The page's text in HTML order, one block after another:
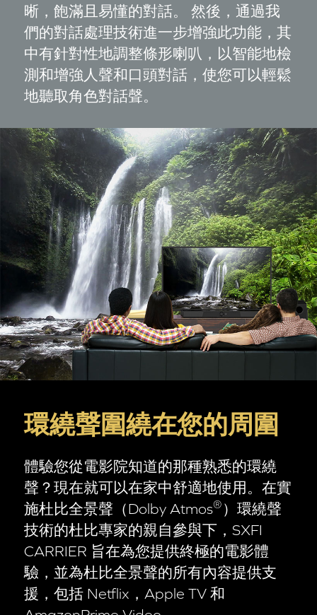
晰，飽滿且易懂的對話。 然後，通過我
們的對話處理技術進一步增強此功能，其
中有針對性地調整條形喇叭，以智能地檢
測和增強人聲和口頭對話，使您可以輕鬆
地聽取角色對話聲。
環繞聲圍繞在您的周圍
體驗您從電影院知道的那種熟悉的環繞
聲？現在就可以在家中舒適地使用。在實
施杜比全景聲（Dolby Atmos® ）環繞聲
技術的杜比專家的親自參與下，SXFI
CARRIER 旨在為您提供終極的電影體
驗，並為杜比全景聲的所有內容提供支
援，包括 Netflix，Apple TV 和